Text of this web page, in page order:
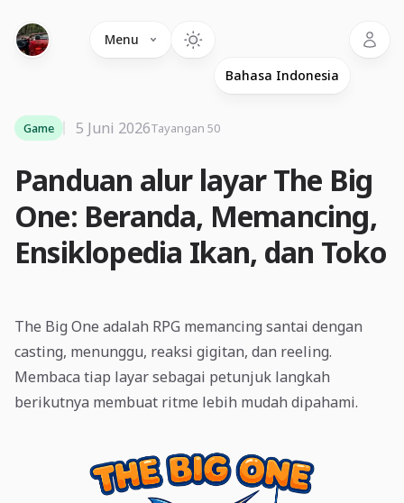
Menu
Panduan alur layar The Big
One: Beranda, Memancing,
Ensiklopedia Ikan, dan Toko
Game 5 Juni 2026Tayangan 50
The Big One adalah RPG memancing santai dengan
casting, menunggu, reaksi gigitan, dan reeling.
Membaca tiap layar sebagai petunjuk langkah
berikutnya membuat ritme lebih mudah dipahami.